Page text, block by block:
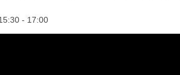
- 17:00